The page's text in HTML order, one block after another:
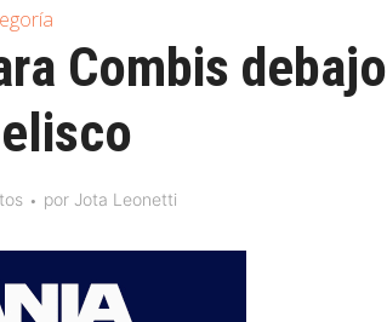
Combis debajo
por Jota Leonetti